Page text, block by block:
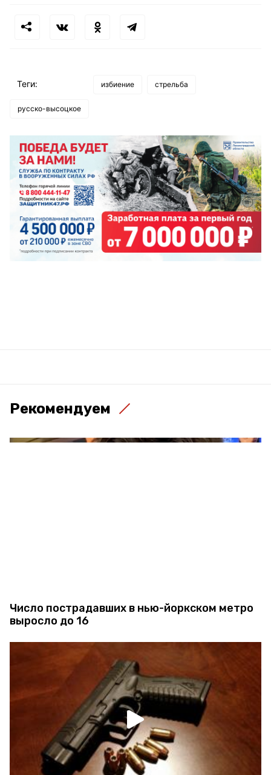
Теги: избиение стрельба
русско-высоцкое
Рекомендуем
Число пострадавших в нью-йоркском метро
выросло до 16